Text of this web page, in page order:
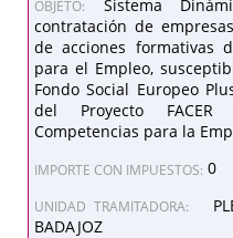
OBJETO:
Sistema
contratación de
de acciones formativas
para el Empleo,
Fondo Social Europeo
del Proyecto FACER
Competencias para la
IMPORTE CON IMPUESTOS: 0
UNIDAD TRAMITADORA:
BADAJOZ